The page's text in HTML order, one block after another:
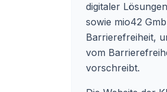
digitaler
sowie mio42
Barrierefreiheit,
vom
vorschreibt.